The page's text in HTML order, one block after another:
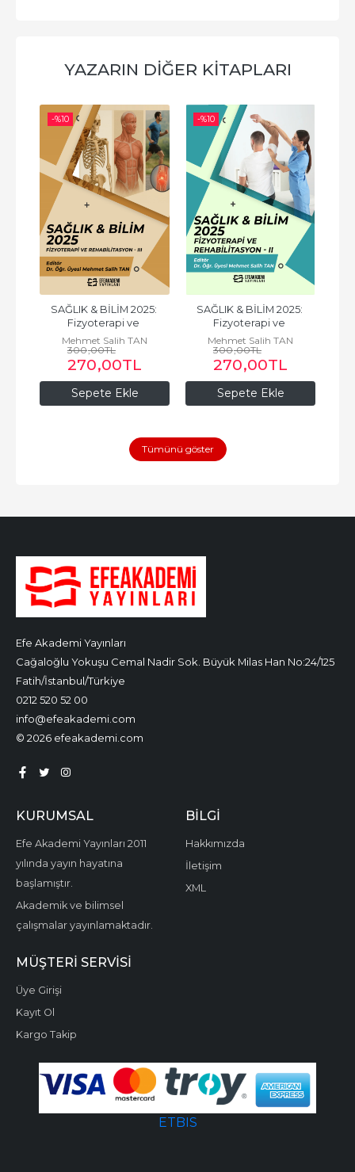
YAZARIN DIĞER KITAPLARI
-%10
Sepete Ekle
SAĞLIK & BİLİM 2025:
Fizyoterapi ve
Rehabilitasyon-III
Mehmet Salih TAN
300,00TL
270,00TL
-%10
Sepete Ekle
SAĞLIK & BİLİM 2025:
Fizyoterapi ve
Rehabilitasyon-II
Mehmet Salih TAN
300,00TL
270,00TL
Tümünü göster
Efe Akademi Yayınları
Cağaloğlu Yokuşu Cemal Nadir Sok. Büyük Milas Han No:24/125
Fatih/İstanbul/Türkiye
0212 520 52 00
info@efeakademi.com
© 2026 efeakademi.com
KURUMSAL
Efe Akademi Yayınları 2011
yılında yayın hayatına
başlamıştır.
Akademik ve bilimsel
çalışmalar yayınlamaktadır.
BILGI
Hakkımızda
İletişim
XML
MÜŞTERI SERVISI
Üye Girişi
Kayıt Ol
Kargo Takip
ETBIS